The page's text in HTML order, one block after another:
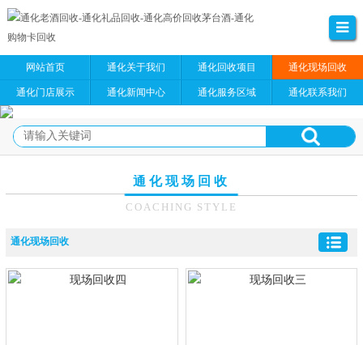
网站首页 通化关于我们 通化回收项目 通化现场回收
通化门店展示 通化新闻中心 通化服务区域 通化联系我们
通化现场回收
COACHING STYLE
通化现场回收